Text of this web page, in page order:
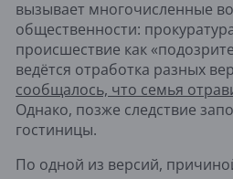
вызывает многочисленные
общественности:
происшествие как
ведётся отработка разных
сообщалось, что семья
Однако, позже следствие
гостиницы.
По одной из версий,